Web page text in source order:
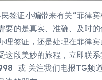
证小编带来有关“菲律宾
要的是真实、准确、及时
理签证，还是处理在菲律
这段美妙的旅程，立即联
或 关注我们电报TG